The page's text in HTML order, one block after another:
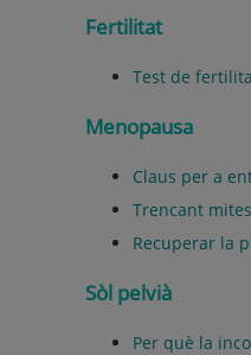
Fertilitat
Test de
Menopausa
Claus per a
Trencant
Recuperar la
Sòl pelvià
Per què la